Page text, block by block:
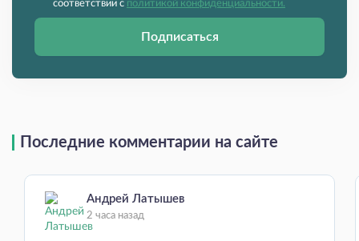
соответствии с политикой конфиденциальности.
Подписаться
Последние комментарии на сайте
Андрей Латышев
2 часа назад